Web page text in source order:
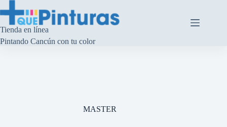
al
contenido
Tienda en línea
Pintando Cancún con tu color
MASTER